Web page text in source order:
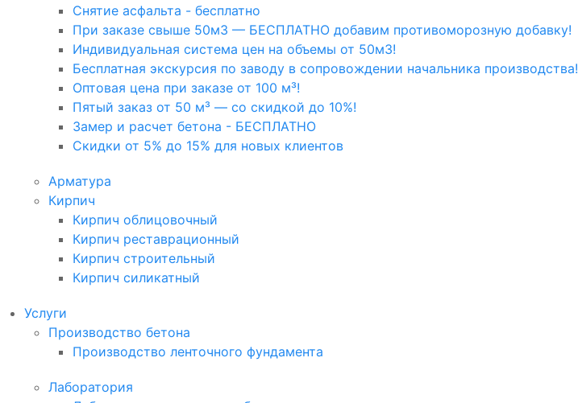
Снятие асфальта - бесплатно
При заказе свыше 50м3 — БЕСПЛАТНО добавим противоморозную добавку!
Индивидуальная система цен на объемы от 50м3!
Бесплатная экскурсия по заводу в сопровождении начальника производства!
Оптовая цена при заказе от 100 м³!
Пятый заказ от 50 м³ — со скидкой до 10%!
Замер и расчет бетона - БЕСПЛАТНО
Скидки от 5% до 15% для новых клиентов
Арматура
Кирпич
Кирпич облицовочный
Кирпич реставрационный
Кирпич строительный
Кирпич силикатный
Услуги
Производство бетона
Производство ленточного фундамента
Лаборатория